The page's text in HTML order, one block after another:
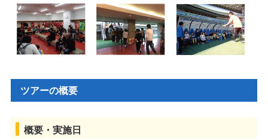
ツアーの概要
概要・実施日